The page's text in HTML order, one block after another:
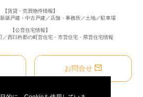
【賃貸・売買物件情報】
築戸建・中古戸建／店舗・事務所／土地／駐車場
【公営住宅情報】
／西臼杵郡の町営住宅・市営住宅・県営住宅情報
お問合せ